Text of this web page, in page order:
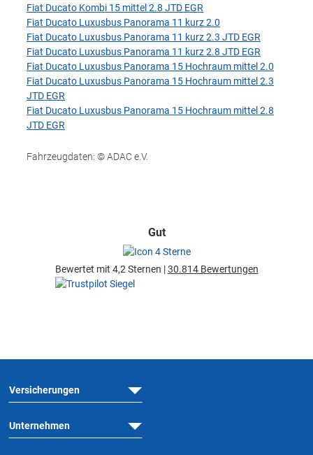
Fiat Ducato Kombi 15 mittel 2.8 JTD EGR
Fiat Ducato Luxusbus Panorama 11 kurz 2.0
Fiat Ducato Luxusbus Panorama 11 kurz 2.3 JTD EGR
Fiat Ducato Luxusbus Panorama 11 kurz 2.8 JTD EGR
Fiat Ducato Luxusbus Panorama 15 Hochraum mittel 2.0
Fiat Ducato Luxusbus Panorama 15 Hochraum mittel 2.3
JTD EGR
Fiat Ducato Luxusbus Panorama 15 Hochraum mittel 2.8
JTD EGR
Fahrzeugdaten: © ADAC e.V.
Gut
Bewertet mit 4,2 Sternen |30.814 Bewertungen
Versicherungen
Unternehmen